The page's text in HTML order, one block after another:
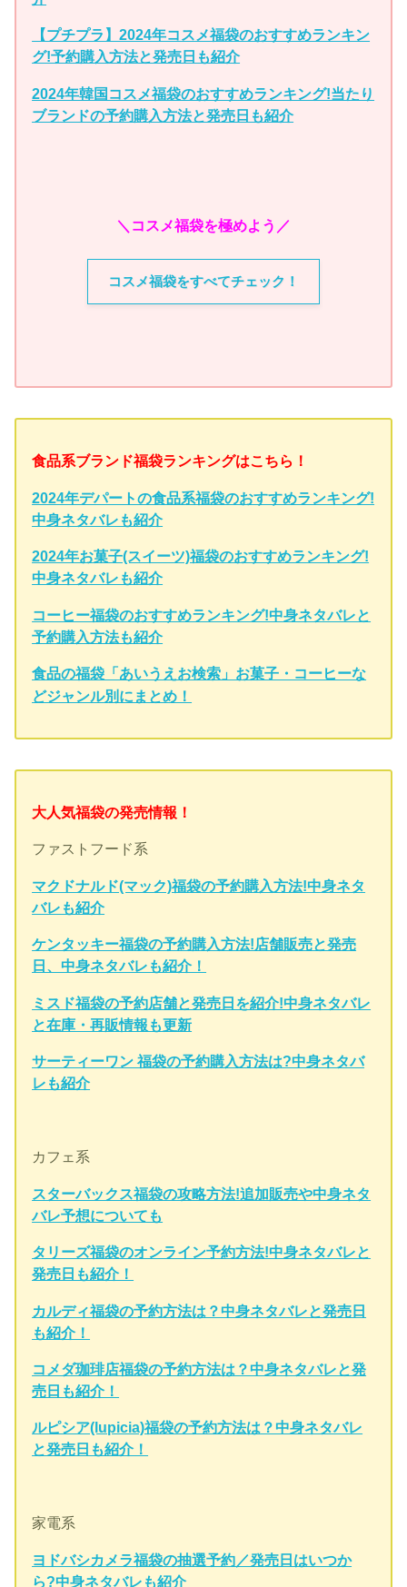
【プチプラ】2024年コスメ福袋のおすすめランキン
グ!予約購入方法と発売日も紹介
2024年韓国コスメ福袋のおすすめランキング!当たり
ブランドの予約購入方法と発売日も紹介
＼コスメ福袋を極めよう／
コスメ福袋をすべてチェック！
食品系ブランド福袋ランキングはこちら！
2024年デパートの食品系福袋のおすすめランキング!
中身ネタバレも紹介
2024年お菓子(スイーツ)福袋のおすすめランキング!
中身ネタバレも紹介
コーヒー福袋のおすすめランキング!中身ネタバレと
予約購入方法も紹介
食品の福袋「あいうえお検索」お菓子・コーヒーな
どジャンル別にまとめ！
大人気福袋の発売情報！
ファストフード系
マクドナルド(マック)福袋の予約購入方法!中身ネタ
バレも紹介
ケンタッキー福袋の予約購入方法!店舗販売と発売
日、中身ネタバレも紹介！
ミスド福袋の予約店舗と発売日を紹介!中身ネタバレ
と在庫・再販情報も更新
サーティーワン 福袋の予約購入方法は?中身ネタバ
レも紹介
カフェ系
スターバックス福袋の攻略方法!追加販売や中身ネタ
バレ予想についても
タリーズ福袋のオンライン予約方法!中身ネタバレと
発売日も紹介！
カルディ福袋の予約方法は？中身ネタバレと発売日
も紹介！
コメダ珈琲店福袋の予約方法は？中身ネタバレと発
売日も紹介！
ルピシア(lupicia)福袋の予約方法は？中身ネタバレ
と発売日も紹介！
家電系
ヨドバシカメラ福袋の抽選予約／発売日はいつか
ら?中身ネタバレも紹介